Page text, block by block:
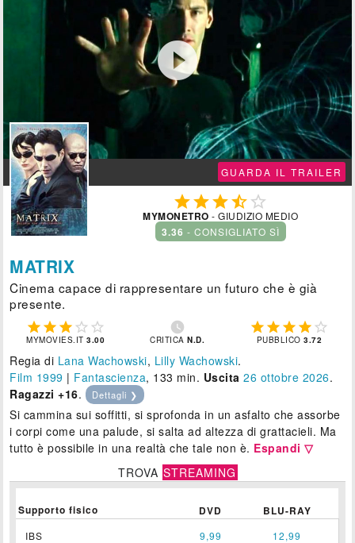

GUARDA IL TRAILER
 
MYMONETRO - GIUDIZIO MEDIO
3.36 - CONSIGLIATO SÌ
MATRIX
Cinema capace di rappresentare un futuro che è già
presente.
    
MYMOVIES.IT3.00

CRITICAN.D.
    
PUBBLICO3.72
Regia di Lana Wachowski, Lilly Wachowski.
Film 1999 | Fantascienza, 133 min. Uscita 26 ottobre 2026.
Ragazzi +16. Dettagli ❯
Si cammina sui soffitti, si sprofonda in un asfalto che assorbe
i corpi come una palude, si salta ad altezza di grattacieli. Ma
tutto è possibile in una realtà che tale non è. Espandi ▽
TROVA STREAMING
Supporto fisico DVD BLU-RAY
IBS 9,99 12,99